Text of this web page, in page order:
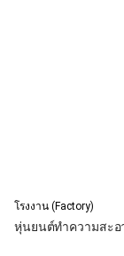
โรงงาน (Factory)
หุ่นยนต์ทำความสะอ